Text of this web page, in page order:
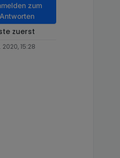
zum
Antworten
zuerst
2020, 15:28